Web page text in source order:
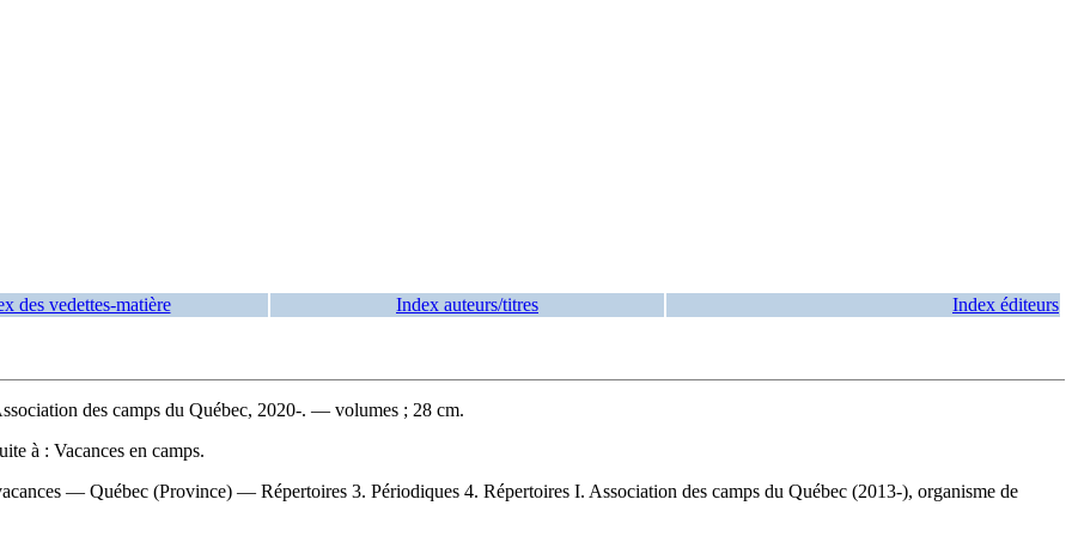
des vedettes-matière Index auteurs/titres Index éditeurs
des camps du Québec, 2020-. — volumes ; 28 cm.
à : Vacances en camps.
— Québec (Province) — Répertoires 3. Périodiques 4. Répertoires I. Association des camps du Québec (2013-), organisme de